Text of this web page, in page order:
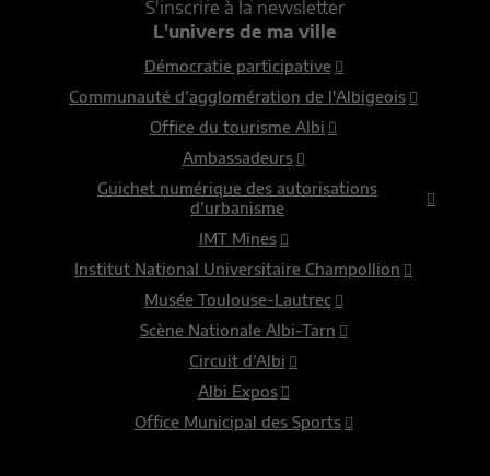
S'inscrire à la newsletter
L'univers de ma ville
Démocratie participative
Communauté d’agglomération de l'Albigeois
Office du tourisme Albi
Ambassadeurs
Guichet numérique des autorisations
d’urbanisme
IMT Mines
Institut National Universitaire Champollion
Musée Toulouse-Lautrec
Scène Nationale Albi-Tarn
Circuit d’Albi
Albi Expos
Office Municipal des Sports